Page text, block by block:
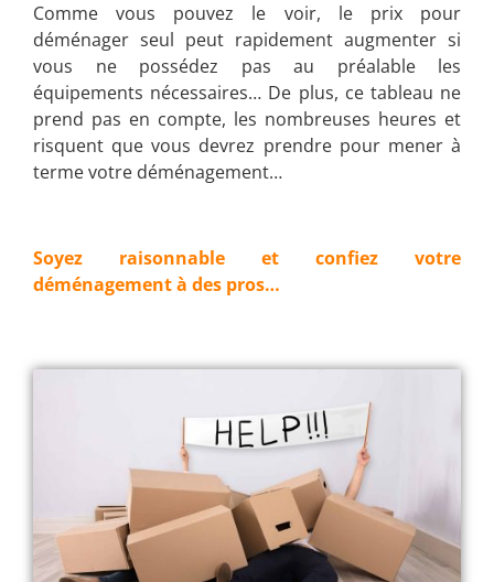
Comme vous pouvez le voir, le prix pour
déménager seul peut rapidement augmenter si
vous ne possédez pas au préalable les
équipements nécessaires… De plus, ce tableau ne
prend pas en compte, les nombreuses heures et
risquent que vous devrez prendre pour mener à
terme votre déménagement…
Soyez raisonnable et confiez votre
déménagement à des pros…